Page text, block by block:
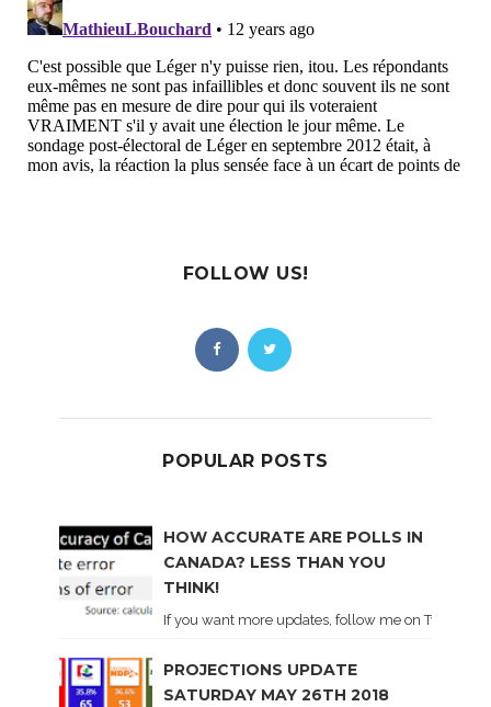
FOLLOW US!
POPULAR POSTS
HOW ACCURATE ARE POLLS IN
CANADA? LESS THAN YOU
THINK!
If you want more updates, follow me on Twitter .
PROJECTIONS UPDATE
SATURDAY MAY 26TH 2018